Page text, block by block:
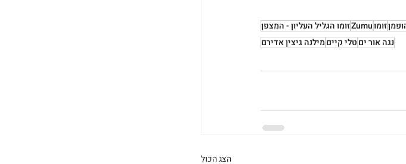
זומוZumuזומו הגליל העליון - המצפן
נגה אור יםטלי קייםמילנה גיצין אדירם
הצג הכול